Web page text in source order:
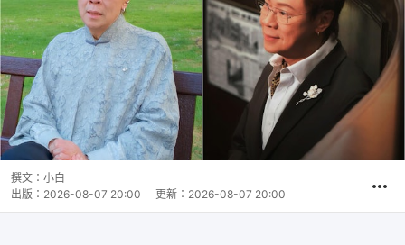
撰文： 小白
出版： 2026-08-07 20:00 更新： 2026-08-07 20:00